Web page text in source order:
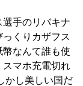
手のリバキナ
くりカザフス
なんて誰も使
スマホ充電切れ
かし美しい国だ